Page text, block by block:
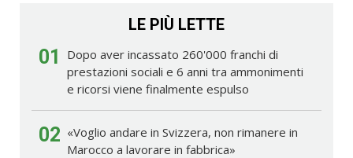
LE PIÙ LETTE
01
Dopo aver incassato 260'000 franchi di
prestazioni sociali e 6 anni tra ammonimenti
e ricorsi viene finalmente espulso
02 «Voglio andare in Svizzera, non rimanere in
Marocco a lavorare in fabbrica»